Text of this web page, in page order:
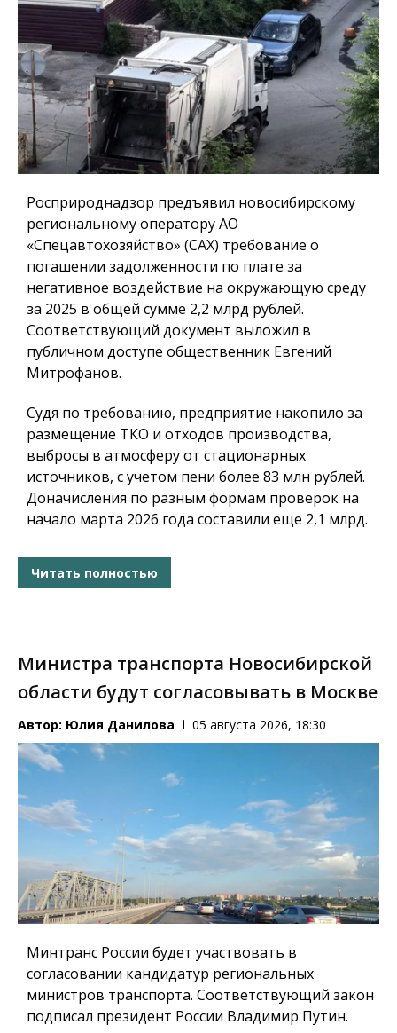
Росприроднадзор предъявил новосибирскому
региональному оператору АО
«Спецавтохозяйство» (САХ) требование о
погашении задолженности по плате за
негативное воздействие на окружающую среду
за 2025 в общей сумме 2,2 млрд рублей.
Соответствующий документ выложил в
публичном доступе общественник Евгений
Митрофанов.
Судя по требованию, предприятие накопило за
размещение ТКО и отходов производства,
выбросы в атмосферу от стационарных
источников, с учетом пени более 83 млн рублей.
Доначисления по разным формам проверок на
начало марта 2026 года составили еще 2,1 млрд.
Читать полностью
Министра транспорта Новосибирской
области будут согласовывать в Москве
Автор: Юлия Данилова 05 августа 2026, 18:30
Минтранс России будет участвовать в
согласовании кандидатур региональных
министров транспорта. Соответствующий закон
подписал президент России Владимир Путин.